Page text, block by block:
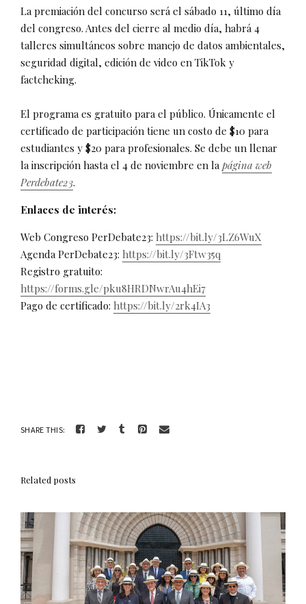
La premiación del concurso será el sábado 11, último día
del congreso. Antes del cierre al medio día, habrá 4
talleres simultáneos sobre manejo de datos ambientales,
seguridad digital, edición de video en TikTok y
factcheking.
El programa es gratuito para el público. Únicamente el
certificado de participación tiene un costo de $10 para
estudiantes y $20 para profesionales. Se debe un llenar
la inscripción hasta el 4 de noviembre en la página web
Perdebate23.
Enlaces de interés:
Web Congreso PerDebate23: https://bit.ly/3LZ6WuX
Agenda PerDebate23: https://bit.ly/3Ftw35q
Registro gratuito:
https://forms.gle/pku8HRDNwrAu4hEi7
Pago de certificado: https://bit.ly/2rk4IA3
SHARE THIS:
Related posts